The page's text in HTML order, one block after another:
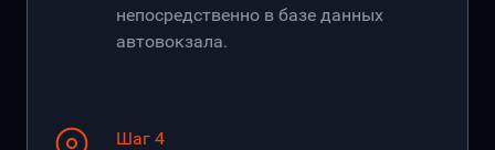
непосредственно в базе данных
автовокзала.
Шаг 4